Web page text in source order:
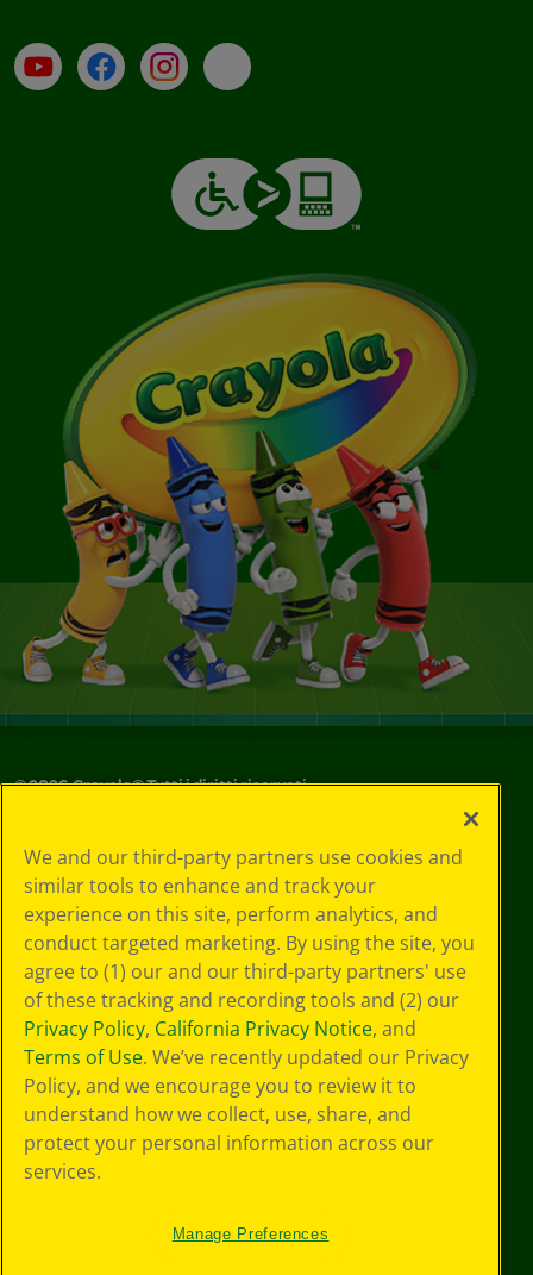
Su YouTube
ContattiProfilo Instagram
Email
©2026Crayola® Tutti i diritti riservati.
in materia di
privacy
Informativa sulla
privacy
Termini SMS
GDPR
Informativa sulla
privacy di CA
Technologies
Preferenze cookie
Condizioni d'uso
Accessibilità web
Mappa del sito
We and our third-party partners use cookies and
similar tools to enhance and track your
experience on this site, perform analytics, and
conduct targeted marketing. By using the site, you
agree to (1) our and our third-party partners' use
of these tracking and recording tools and (2) our
Privacy Policy, California Privacy Notice, and
Terms of Use. We’ve recently updated our Privacy
Policy, and we encourage you to review it to
understand how we collect, use, share, and
protect your personal information across our
services.
Manage Preferences